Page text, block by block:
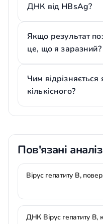
ДНК від HBsAg?
Якщо результат
це, що я заразний?
Чим відрізняється
кількісного?
Пов'язані
Вірус гепатиту В,
ДНК Вірус гепатиту В,